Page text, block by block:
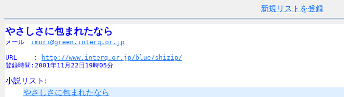
新規リストを登録
やさしさに包まれたなら
メール imori@green.interq.or.jp
URL　　 :
http://www.interq.or.jp/blue/shizip/
登録時間:2001年11月22日19時05分
小説リスト:
やさしさに包まれたなら